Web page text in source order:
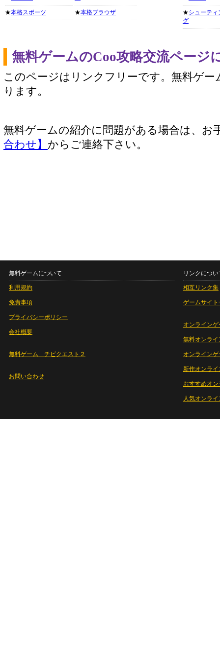
★本格スポーツ ★本格ブラウザ ★シューティ
グ
無料ゲームのCoo攻略交流ページ
このページはリンクフリーです。無料ゲー
ります。
無料ゲームの紹介に問題がある場合は、お
合わせ】 からご連絡下さい。
無料ゲームについて
利用規約
免責事項
プライバシーポリシー
会社概要
無料ゲーム チビクエスト２
お問い合わせ
リンクについ
相互リンク集
ゲームサイト
オンラインゲ
無料オンライ
オンライン
新作オンライ
おすすめオ
人気オンラ